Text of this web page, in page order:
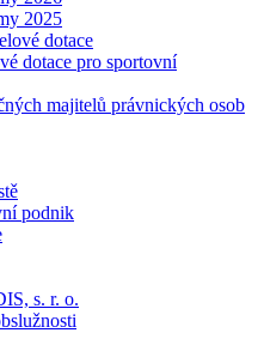
2025
dotace
dotace pro sportovní
majitelů právnických osob
podnik
s. r. o.